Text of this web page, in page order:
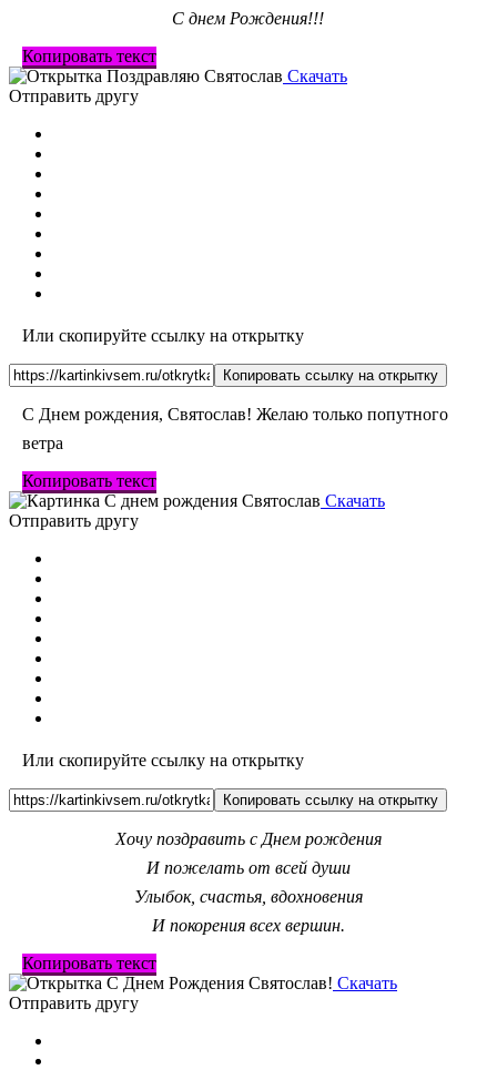
С днем Рождения!!!
Копировать текст
Скачать
Отправить другу
Или скопируйте ссылку на открытку
Копировать ссылку на открытку
С Днем рождения, Святослав! Желаю только попутного
ветра
Копировать текст
Скачать
Отправить другу
Или скопируйте ссылку на открытку
Копировать ссылку на открытку
Хочу поздравить с Днем рождения
И пожелать от всей души
Улыбок, счастья, вдохновения
И покорения всех вершин.
Копировать текст
Скачать
Отправить другу